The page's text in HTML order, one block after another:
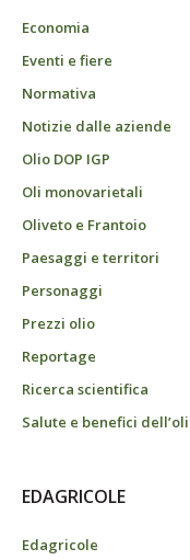
Economia
Eventi e fiere
Normativa
Notizie dalle aziende
Olio DOP IGP
Oli monovarietali
Oliveto e Frantoio
Paesaggi e territori
Personaggi
Prezzi olio
Reportage
Ricerca scientifica
Salute e benefici
EDAGRICOLE
Edagricole